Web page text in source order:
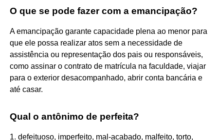
O que se pode fazer com a emancipação?
A emancipação garante capacidade plena ao menor para
que ele possa realizar atos sem a necessidade de
assistência ou representação dos pais ou responsáveis,
como assinar o contrato de matrícula na faculdade, viajar
para o exterior desacompanhado, abrir conta bancária e
até casar.
Qual o antônimo de perfeita?
1. defeituoso, imperfeito, mal-acabado, malfeito, torto,